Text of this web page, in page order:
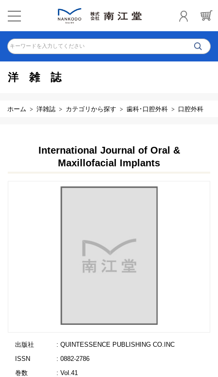
キーワードを入力してください
洋雑誌
ホーム 洋雑誌 カテゴリから探す 歯科･口腔外科 口腔外科
International Journal of Oral &
Maxillofacial Implants
出版社
: QUINTESSENCE PUBLISHING CO.INC
ISSN
: 0882-2786
巻数
: Vol.41